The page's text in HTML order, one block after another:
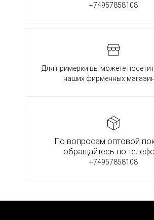
+74957858108
Для примерки вы можете
наших фирменных
По вопросам оптовой
обращайтесь по
+74957858108